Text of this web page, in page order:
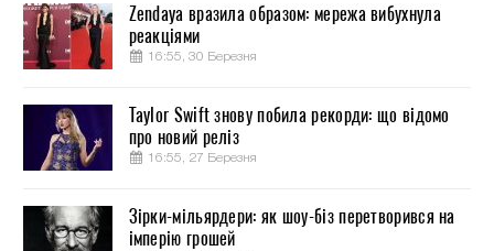
Zendaya вразила образом: мережа вибухнула
реакціями
16:55, 30 Березня
Taylor Swift знову побила рекорди: що відомо
про новий реліз
16:55, 27 Березня
Зірки-мільярдери: як шоу-біз перетворився на
імперію грошей